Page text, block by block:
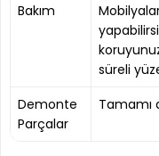
Bakım
süreli
Demonte
Parçalar
Tamamı